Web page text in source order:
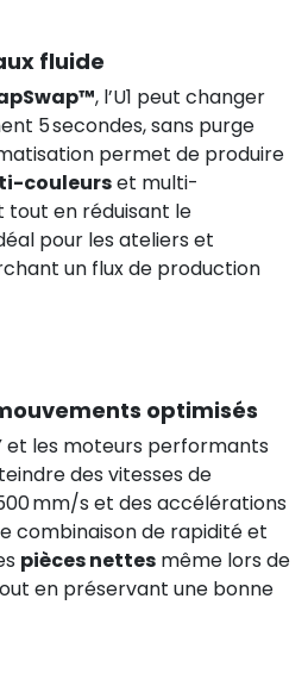
9,34 €
0,00 €HT
fluide
, l’U1 peut changer
5 secondes, sans purge
permet de produire
couleurset multi-
en réduisant le
pour les ateliers et
un flux de production
optimisés
et les moteurs performants
des vitesses de
mm/s et des accélérations
combinaison de rapidité et
pièces nettes même lors de
en préservant une bonne